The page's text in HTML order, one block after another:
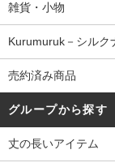
雑貨・小物
Kurumuruk－シルク
売約済み商品
グループから探す
丈の長いアイテム